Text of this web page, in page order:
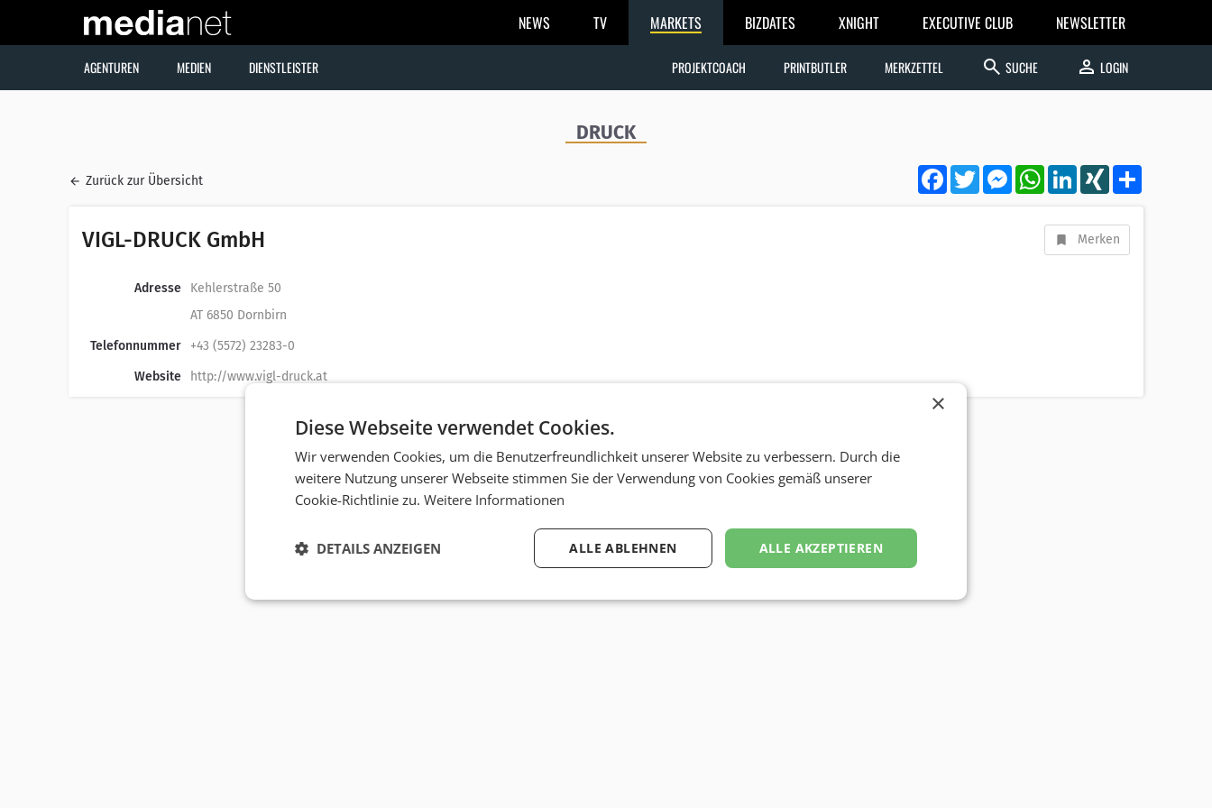
NEWS TV MARKETS BIZDATES XNIGHT EXECUTIVE CLUB NEWSLETTER
AGENTUREN MEDIEN DIENSTLEISTER PROJEKTCOACH PRINTBUTLER MERKZETTEL search SUCHE person LOGIN
DRUCK
Zurück zur Übersicht
FacebookTwitterMessengerWhatsApp
LinkedInXING
VIGL-DRUCK GmbH Merken
Adresse
Kehlerstraße 50
AT 6850 Dornbirn
Telefonnummer
+43 (5572) 23283-0
Website
http://www.vigl-druck.at
×
Diese Webseite verwendet Cookies.
Wir verwenden Cookies, um die Benutzerfreundlichkeit unserer Website zu verbessern. Durch die
weitere Nutzung unserer Webseite stimmen Sie der Verwendung von Cookies gemäß unserer
Cookie-Richtlinie zu. Weitere Informationen
ALLE AKZEPTIEREN
ALLE ABLEHNEN
DETAILS ANZEIGEN